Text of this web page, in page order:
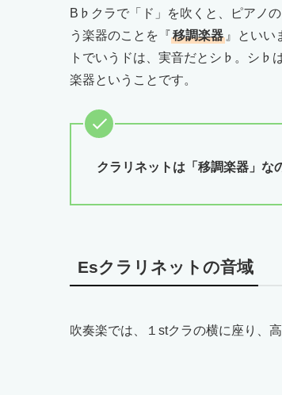
B♭クラで「ド」を吹くと、ピアノ
う楽器のことを『移調楽器 』といい
トでいうドは、実音だとシ♭。シ♭
楽器ということです。
クラリネットは「移調楽器」な
Esクラリネットの音域
吹奏楽では、１stクラの横に座り、